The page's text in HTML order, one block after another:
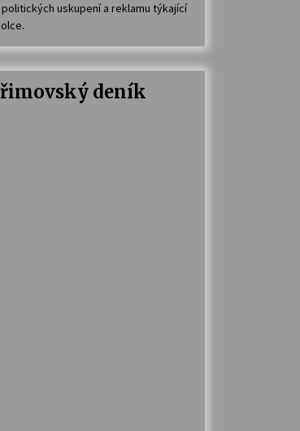
uskupení a reklamu týkající
deník